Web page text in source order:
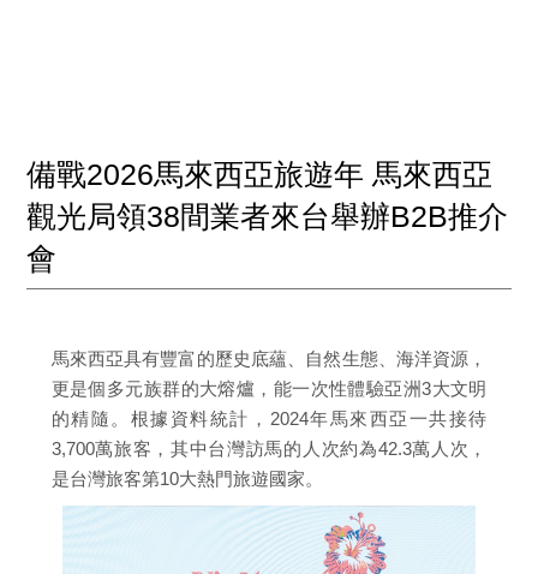
備戰2026馬來西亞旅遊年 馬來西亞
觀光局領38間業者來台舉辦B2B推介
會
馬來西亞具有豐富的歷史底蘊、自然生態、海洋資源，
更是個多元族群的大熔爐，能一次性體驗亞洲3大文明
的精隨。根據資料統計，2024年馬來西亞一共接待
3,700萬旅客，其中台灣訪馬的人次約為42.3萬人次，
是台灣旅客第10大熱門旅遊國家。